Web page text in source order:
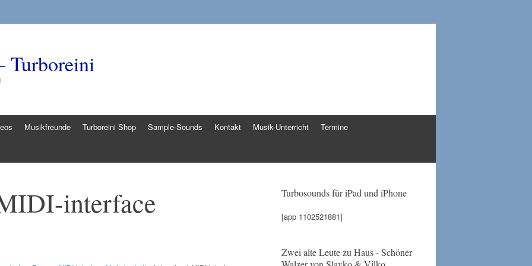
Turboreini
Musikfreunde Turboreini Shop Sample-Sounds Kontakt Musik-Unterricht Termine
interface
Turbosounds für iPad und iPhone
[app 1102521881]
Zwei alte Leute zu Haus - Schöner